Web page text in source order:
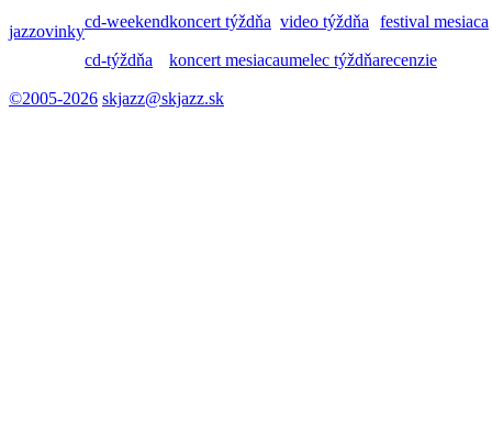
jazzovinky
cd-weekendkoncert týždňa video týždňa festival mesiaca
cd-týždňa koncert mesiacaumelec týždňarecenzie
©2005-2026 skjazz@skjazz.sk